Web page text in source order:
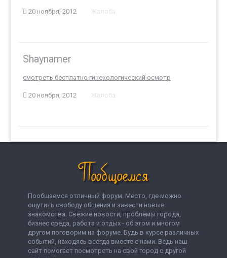
20 ноября, 2012 Жалоба
Shaynamer
смотреть бесплатно гинекологический осмотр
20 ноября, 2012 Жалоба
Пообщаемся отличный форум. Место, где можно
ощутить свободу общения и завести новые
знакомства. Свежие новости, проблемы города,
бизнес среда, работа и отдых - об этом и многом
другом поговорим на форуме. Будь в курсе различных
событий, находясь всегда вместе с нами. Ведь наш
сайт помогает посмотреть на свой город с другой